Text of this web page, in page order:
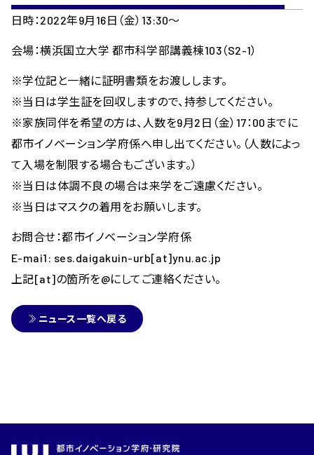
日時：2022年9月16日（金）13:30〜
会場：横浜国立大学 都市科学部講義棟103（S2-1）
※学位記と一緒に証明書類をお渡しします。
※当日は学生証を回収しますので、持参してください。
※家族同伴を希望の方は、人数を9月2日（金）17：00までに
都市イノベーション学府係へ申し出てください。（人数によっ
て入場を制限する場合もございます。）
※当日は体調不良の場合は来学をご遠慮ください。
※当日はマスクの着用をお願いします。
お問合せ：都市イノベーション学府係
E-mai1: ses.daigakuin-urb[at]ynu.ac.jp
上記[at]の箇所を@にしてご連絡ください。
ニュース一覧へ戻る